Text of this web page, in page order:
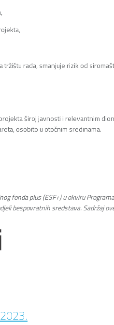
rada, smanjuje rizik od
široj javnosti i relevantnim
osobito u otočnim sredinama.
fonda plus (ESF+) u okviru
bespovratnih sredstava. Sadržaj